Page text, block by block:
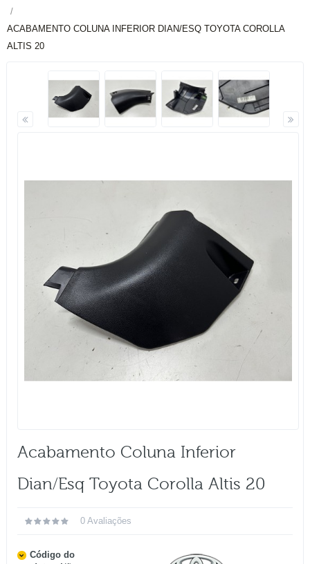
ACABAMENTO COLUNA INFERIOR DIAN/ESQ TOYOTA COROLLA
ALTIS 20
Acabamento Coluna Inferior
Dian/esq Toyota Corolla Altis 20
0 Avaliações
Código do